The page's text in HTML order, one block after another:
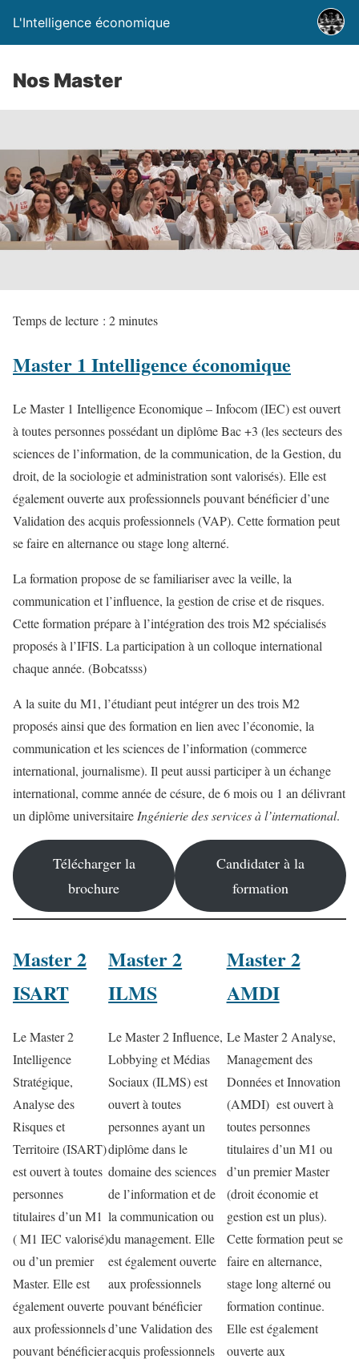
L'Intelligence économique
Nos Master
Temps de lecture : 2minutes
Master 1 Intelligence économique
Le Master 1 Intelligence Economique – Infocom (IEC) est ouvert
à toutes personnes possédant un diplôme Bac +3 (les secteurs des
sciences de l’information, de la communication, de la Gestion, du
droit, de la sociologie et administration sont valorisés). Elle est
également ouverte aux professionnels pouvant bénéficier d’une
Validation des acquis professionnels (VAP). Cette formation peut
se faire en alternance ou stage long alterné.
La formation propose de se familiariser avec la veille, la
communication et l’influence, la gestion de crise et de risques.
Cette formation prépare à l’intégration des trois M2 spécialisés
proposés à l’IFIS. La participation à un colloque international
chaque année. (Bobcatsss)
A la suite du M1, l’étudiant peut intégrer un des trois M2
proposés ainsi que des formation en lien avec l’économie, la
communication et les sciences de l’information (commerce
international, journalisme). Il peut aussi participer à un échange
international, comme année de césure, de 6 mois ou 1 an délivrant
un diplôme universitaire Ingénierie des services à l’international.
Télécharger la
brochure
Candidater à la
formation
Master 2
ISART
Le Master 2
Intelligence
Stratégique,
Analyse des
Risques et
Territoire (ISART)
est ouvert à toutes
personnes
titulaires d’un M1
( M1 IEC valorisé)
ou d’un premier
Master. Elle est
également ouverte
aux professionnels
pouvant bénéficier
Master 2
ILMS
Le Master 2 Influence,
Lobbying et Médias
Sociaux (ILMS) est
ouvert à toutes
personnes ayant un
diplôme dans le
domaine des sciences
de l’information et de
la communication ou
du management. Elle
est également ouverte
aux professionnels
pouvant bénéficier
d’une Validation des
acquis professionnels
Master 2
AMDI
Le Master 2 Analyse,
Management des
Données et Innovation
(AMDI) est ouvert à
toutes personnes
titulaires d’un M1 ou
d’un premier Master
(droit économie et
gestion est un plus).
Cette formation peut se
faire en alternance,
stage long alterné ou
formation continue.
Elle est également
ouverte aux